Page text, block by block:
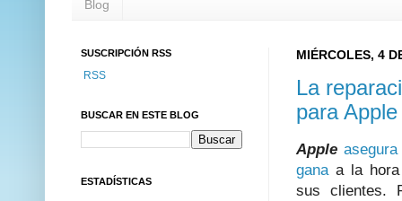
Blog
MIÉRCOLES, 4
La
para Apple
Apple
ganaa la hora
sus clientes.
SUSCRIPCIÓN RSS
RSS
BUSCAR EN ESTE BLOG
ESTADÍSTICAS